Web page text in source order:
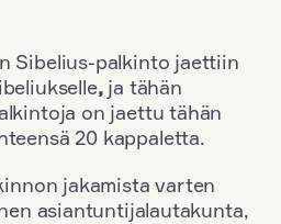
Sibelius-palkinto jaettiin
, ja tähän
on jaettu tähän
20 kappaletta.
jakamista varten
asiantuntijalautakunta,